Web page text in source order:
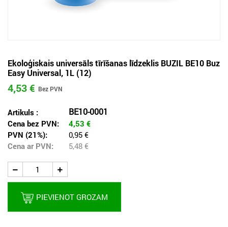
Ekoloģiskais universāls tīrīšanas līdzeklis BUZIL BE10 Buz
Easy Universal, 1L (12)
4,53 €
Artikuls : BE10-0001
Cena bez PVN: 4,53 €
PVN (21%):
0,95 €
Cena ar PVN:
5,48 €
PIEVIENOT GROZAM